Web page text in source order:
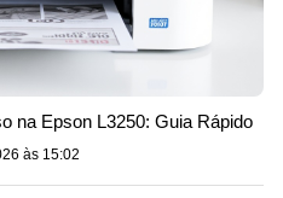
na Epson L3250: Guia Rápido
às 15:02